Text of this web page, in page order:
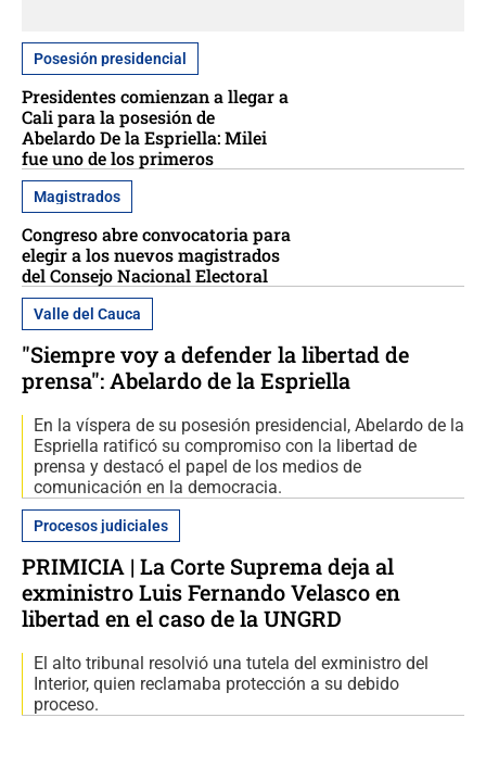
Posesión presidencial
Presidentes comienzan a llegar a
Cali para la posesión de
Abelardo De la Espriella: Milei
fue uno de los primeros
Magistrados
Congreso abre convocatoria para
elegir a los nuevos magistrados
del Consejo Nacional Electoral
Valle del Cauca
"Siempre voy a defender la libertad de
prensa": Abelardo de la Espriella
En la víspera de su posesión presidencial, Abelardo de la
Espriella ratificó su compromiso con la libertad de
prensa y destacó el papel de los medios de
comunicación en la democracia.
Procesos judiciales
PRIMICIA | La Corte Suprema deja al
exministro Luis Fernando Velasco en
libertad en el caso de la UNGRD
El alto tribunal resolvió una tutela del exministro del
Interior, quien reclamaba protección a su debido
proceso.